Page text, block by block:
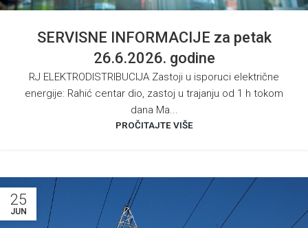
SERVISNE INFORMACIJE za petak
26.6.2026. godine
RJ ELEKTRODISTRIBUCIJA Zastoji u isporuci električne
energije: Rahić centar dio, zastoj u trajanju od 1 h tokom
dana Ma...
PROČITAJTE VIŠE
25
JUN